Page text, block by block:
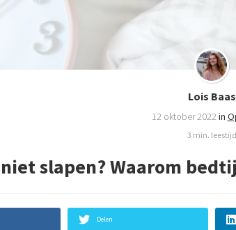
Lois Baas
12 oktober 2022 in
3 min. leestijd
slapen? Waarom
Delen